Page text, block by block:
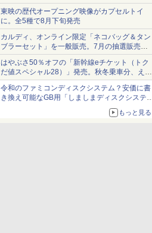
ショーツは1990円に
東映の歴代オープニング映像がカプセルトイ
に。全5種で8月下旬発売
カルディ、オンライン限定「ネコバッグ＆タン
ブラーセット」を一般販売。7月の抽選販売の
当選無効分
はやぶさ50％オフの「新幹線eチケット（トク
だ値スペシャル28）」発売。秋冬乗車分、えき
ねっと限定
令和のファミコンディスクシステム？安価に書
き換え可能なGB用「しましまディスクシステ
もっと見る